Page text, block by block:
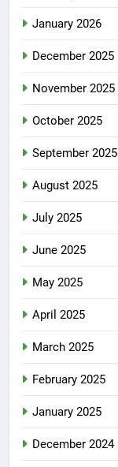
January 2026
December 2025
November 2025
October 2025
September 2025
August 2025
July 2025
June 2025
May 2025
April 2025
March 2025
February 2025
January 2025
December 2024